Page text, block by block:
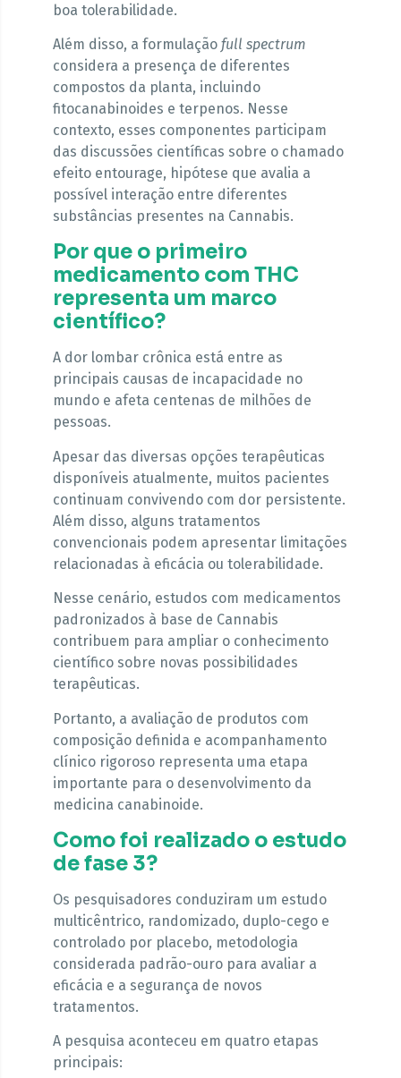
boa tolerabilidade.
Além disso, a formulação full spectrum
considera a presença de diferentes
compostos da planta, incluindo
fitocanabinoides e terpenos. Nesse
contexto, esses componentes participam
das discussões científicas sobre o chamado
efeito entourage, hipótese que avalia a
possível interação entre diferentes
substâncias presentes na Cannabis.
Por que o primeiro
medicamento com THC
representa um marco
científico?
A dor lombar crônica está entre as
principais causas de incapacidade no
mundo e afeta centenas de milhões de
pessoas.
Apesar das diversas opções terapêuticas
disponíveis atualmente, muitos pacientes
continuam convivendo com dor persistente.
Além disso, alguns tratamentos
convencionais podem apresentar limitações
relacionadas à eficácia ou tolerabilidade.
Nesse cenário, estudos com medicamentos
padronizados à base de Cannabis
contribuem para ampliar o conhecimento
científico sobre novas possibilidades
terapêuticas.
Portanto, a avaliação de produtos com
composição definida e acompanhamento
clínico rigoroso representa uma etapa
importante para o desenvolvimento da
medicina canabinoide.
Como foi realizado o estudo
de fase 3?
Os pesquisadores conduziram um estudo
multicêntrico, randomizado, duplo-cego e
controlado por placebo, metodologia
considerada padrão-ouro para avaliar a
eficácia e a segurança de novos
tratamentos.
A pesquisa aconteceu em quatro etapas
principais: